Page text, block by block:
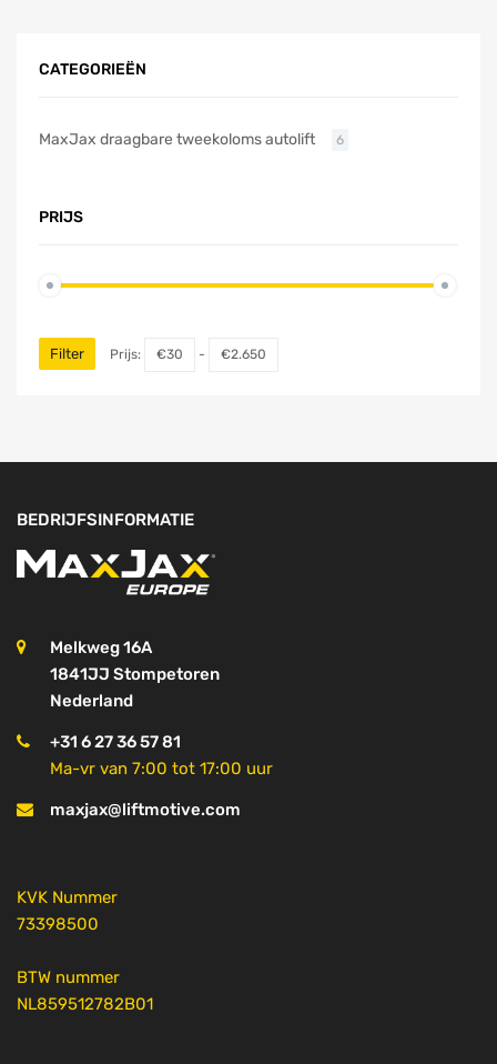
CATEGORIEËN
MaxJax draagbare tweekoloms autolift 6
PRIJS
Filter Prijs: €30 - €2.650
BEDRIJFSINFORMATIE
Melkweg 16A
1841JJ Stompetoren
Nederland
+31 6 27 36 57 81
Ma-vr van 7:00 tot 17:00 uur
maxjax@liftmotive.com
KVK Nummer
73398500
BTW nummer
NL859512782B01